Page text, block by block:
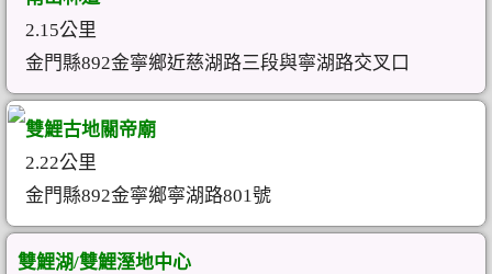
2.15公里
金門縣892金寧鄉近慈湖路三段與寧湖路交叉口
雙鯉古地關帝廟
2.22公里
金門縣892金寧鄉寧湖路801號
雙鯉湖/雙鯉溼地中心